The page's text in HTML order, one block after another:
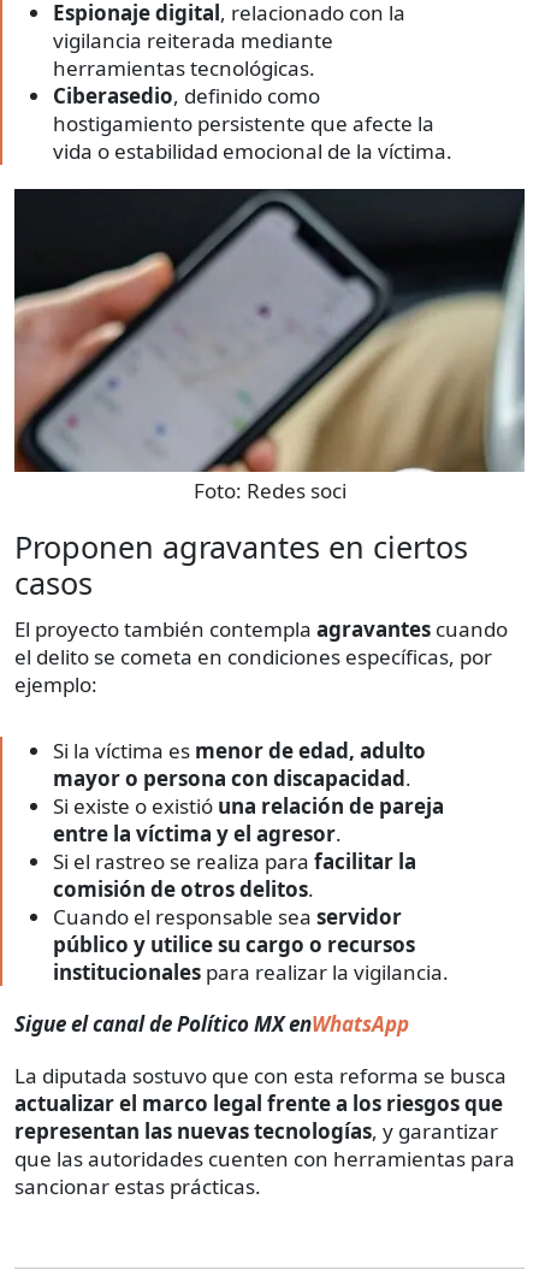
Espionaje digital, relacionado con la
vigilancia reiterada mediante
herramientas tecnológicas.
Ciberasedio, definido como
hostigamiento persistente que afecte la
vida o estabilidad emocional de la víctima.
Foto: Redes soci
Proponen agravantes en ciertos
casos
El proyecto también contempla agravantes cuando
el delito se cometa en condiciones específicas, por
ejemplo:
Si la víctima es menor de edad, adulto
mayor o persona con discapacidad.
Si existe o existió una relación de pareja
entre la víctima y el agresor.
Si el rastreo se realiza para facilitar la
comisión de otros delitos.
Cuando el responsable sea servidor
público y utilice su cargo o recursos
institucionales para realizar la vigilancia.
Sigue el canal de Político MX enWhatsApp
La diputada sostuvo que con esta reforma se busca
actualizar el marco legal frente a los riesgos que
representan las nuevas tecnologías, y garantizar
que las autoridades cuenten con herramientas para
sancionar estas prácticas.